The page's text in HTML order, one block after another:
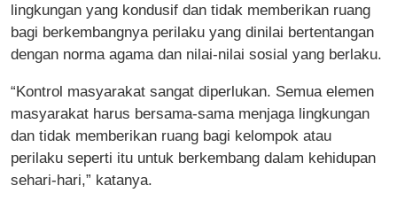
lingkungan yang kondusif dan tidak memberikan ruang
bagi berkembangnya perilaku yang dinilai bertentangan
dengan norma agama dan nilai-nilai sosial yang berlaku.
“Kontrol masyarakat sangat diperlukan. Semua elemen
masyarakat harus bersama-sama menjaga lingkungan
dan tidak memberikan ruang bagi kelompok atau
perilaku seperti itu untuk berkembang dalam kehidupan
sehari-hari,” katanya.